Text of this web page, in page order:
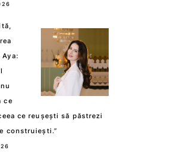
Aya:
ce
ce reușești să păstrezi
construiești.”